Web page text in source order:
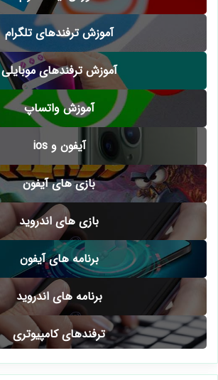
آموزش ترفندهای تلگرام
آموزش ترفندهای موبایلی
آموزش واتساپ
آیفون و ios
بازی های آیفون
بازی های اندروید
برنامه های آیفون
برنامه های اندروید
ترفندهای کامپیوتری